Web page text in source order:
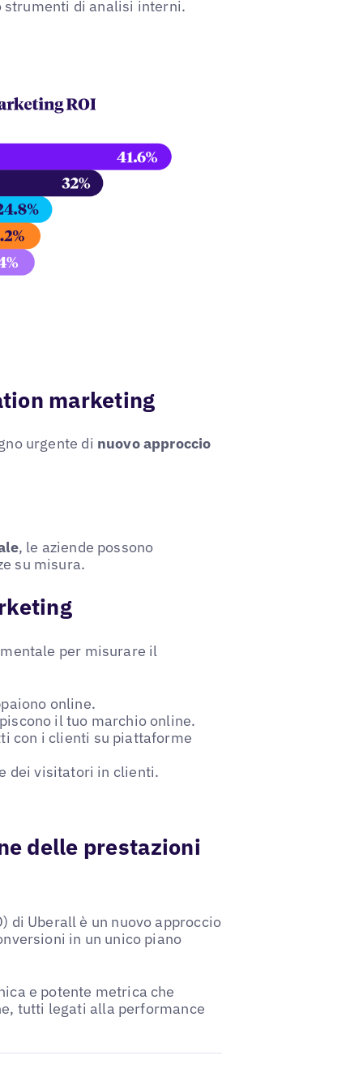
strumenti di analisi interni.
marketing
urgente di nuovo approccio
, le aziende possono
su misura.
per misurare il
online.
il tuo marchio online.
con i clienti su piattaforme
dei visitatori in clienti.
delle prestazioni
di Uberall è un nuovo approccio
in un unico piano
e potente metrica che
tutti legati alla performance